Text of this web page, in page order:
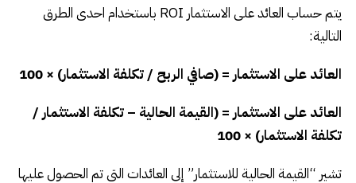
يتم حساب العائد على الاستثمار ROI باستخدام احدى الطرق
التالية:
العائد على الاستثمار = (صافي الربح / تكلفة الاستثمار) × 100
العائد على الاستثمار = (القيمة الحالية – تكلفة الاستثمار /
تكلفة الاستثمار) × 100
تشير “القيمة الحالية للاستثمار” إلى العائدات التي تم الحصول عليها